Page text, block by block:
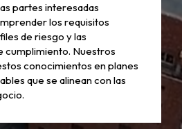
partes interesadas
los requisitos
de riesgo y las
cumplimiento. Nuestros
conocimientos en planes
que se alinean con las